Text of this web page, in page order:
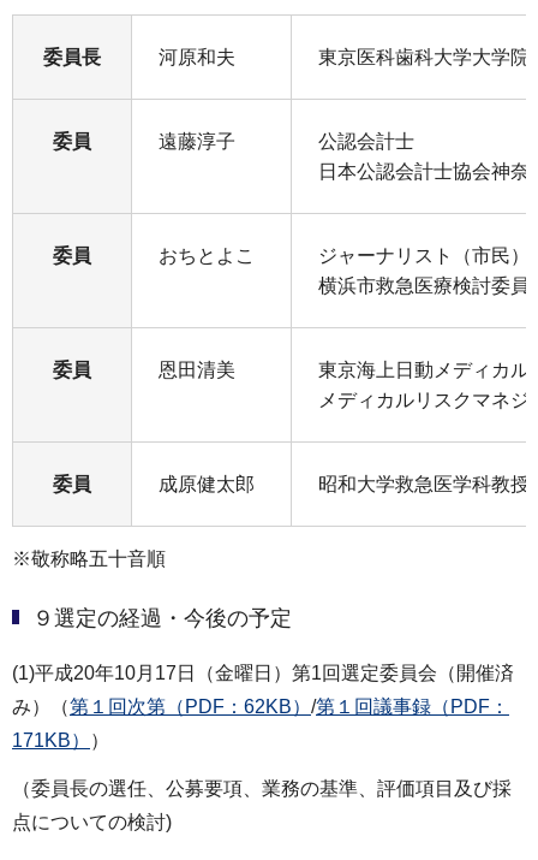
委員長 河原和夫 東京医科歯科大学大学院
委員 遠藤淳子
公認会計士
日本公認会計士協会神奈
委員 おちとよこ
ジャーナリスト（市民）
横浜市救急医療検討委員
委員 恩田清美
東京海上日動メディカル
メディカルリスクマネ
委員 成原健太郎 昭和大学救急医学科教授
※敬称略五十音順
９選定の経過・今後の予定
(1)平成20年10月17日（金曜日）第1回選定委員会（開催済
み）（第１回次第（PDF：62KB） /第１回議事録（PDF：
171KB）
）
（委員長の選任、公募要項、業務の基準、評価項目及び採
点についての検討)